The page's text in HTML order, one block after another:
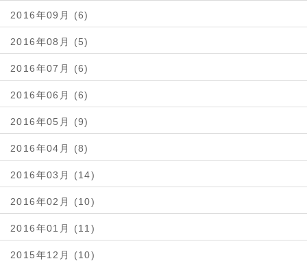
2016年09月 (6)
2016年08月 (5)
2016年07月 (6)
2016年06月 (6)
2016年05月 (9)
2016年04月 (8)
2016年03月 (14)
2016年02月 (10)
2016年01月 (11)
2015年12月 (10)